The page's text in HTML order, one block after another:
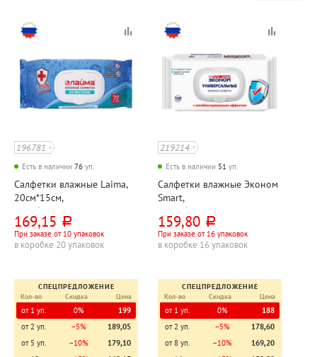
196781
Есть в наличии 76 уп.
Салфетки влажные Laima,
20см*15см,
антибактериальные, с
крышкой, 72шт
169,15 руб.
При заказе от 10 упаковок
в коробке 20 упаковок
СПЕЦПРЕДЛОЖЕНИЕ
Кол-во
Скидка Цена
от 1 уп. 0%
199
от 2 уп.
−5%
189,05
от 5 уп.
−10%
179,10
219214
Есть в наличии 51 уп.
Салфетки влажные Эконом
Smart,
"Антибактериальные", с
крышкой, для всей семьи,
120шт
159,80 руб.
При заказе от 16 упаковок
в коробке 16 упаковок
СПЕЦПРЕДЛОЖЕНИЕ
Кол-во
Скидка Цена
от 1 уп. 0%
188
от 2 уп.
−5%
178,60
от 8 уп.
−10%
169,20